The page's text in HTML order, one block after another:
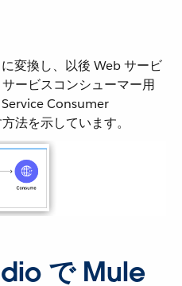
変換し、以後 Web サービ
ービスコンシューマー用
Consumer
法を示しています。
で Mule